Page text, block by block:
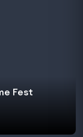
Fest